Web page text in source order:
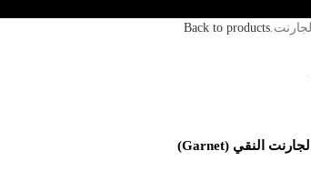
Back to products
سبحة عثماني لمحبي احجار الجارنت، سبحة 33 حبة من حجر الجارنت النقي (Garnet)